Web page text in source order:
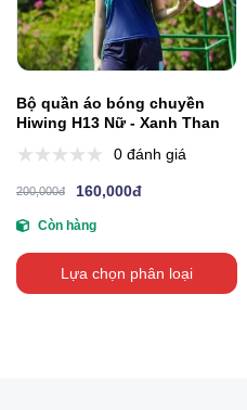
Bộ quần áo bóng chuyền
Hiwing H13 Nữ - Xanh Than
0 đánh giá
200,000đ 160,000đ
Còn hàng
Lựa chọn phân loại